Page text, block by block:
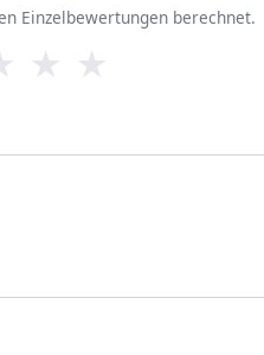
Einzelbewertungen berechnet.
★ ★